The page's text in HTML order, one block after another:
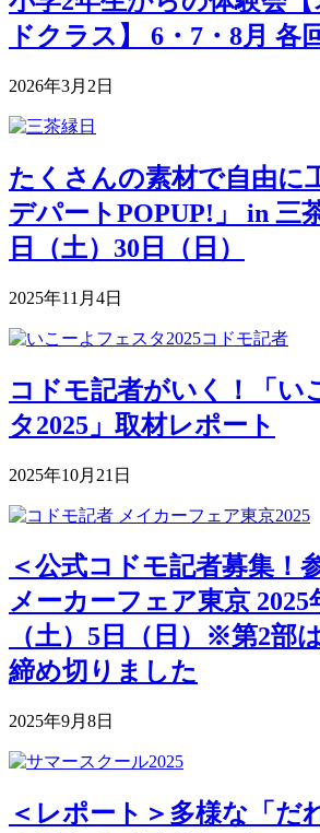
ドクラス】 6・7・8月 各
2026年3月2日
たくさんの素材で自由に
デパートPOPUP!」 in 三
日（土）30日（日）
2025年11月4日
コドモ記者がいく！「い
タ2025」取材レポート
2025年10月21日
＜公式コドモ記者募集！
メーカーフェア東京 2025
（土）5日（日）※第2部
締め切りました
2025年9月8日
＜レポート＞多様な「だ